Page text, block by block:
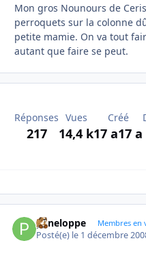
Mon gros Nounours de
perroquets sur la colonne
petite mamie. On va tout
autant que faire se peut.
Réponses
217
Vues
14,4 k
Créé
17 a17 a
peneloppe Membres en
Posté(e) le 1 décembre